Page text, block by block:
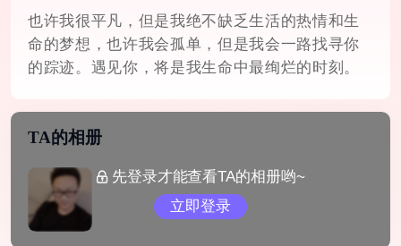
也许我很平凡，但是我绝不缺乏生活的热情和生
命的梦想，也许我会孤单，但是我会一路找寻你
的踪迹。遇见你，将是我生命中最绚烂的时刻。
TA的相册
先登录才能查看TA的相册哟~
立即登录